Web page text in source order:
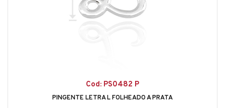
Cod: PS0482 P
PINGENTE LETRA L FOLHEADO A PRATA